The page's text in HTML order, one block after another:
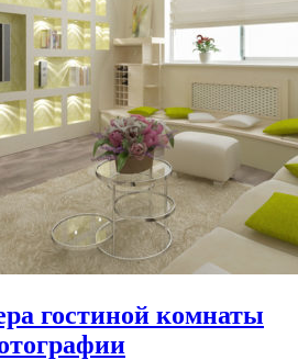
гостиной комнаты